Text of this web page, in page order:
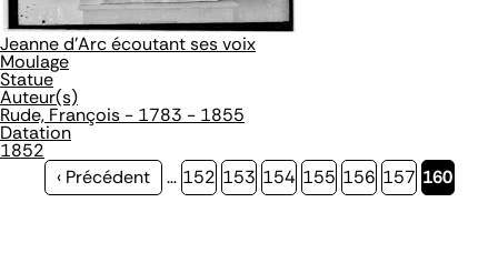
Jeanne d'Arc écoutant ses voix
Moulage
Statue
Auteur(s)
Rude, François - 1783 - 1855
Datation
1852
Page
‹ Précédent … Page
152 Page
153 Page
154 Page
155 Page
156 Page
157 Page
160